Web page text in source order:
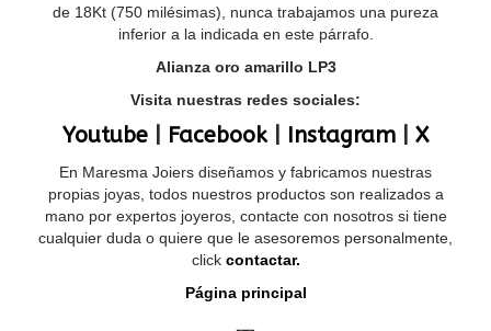
de 18Kt (750 milésimas), nunca trabajamos una pureza
inferior a la indicada en este párrafo.
Alianza oro amarillo LP3
Visita nuestras redes sociales:
Youtube Facebook| Instagram X
En Maresma Joiers diseñamos y fabricamos nuestras
propias joyas, todos nuestros productos son realizados a
mano por expertos joyeros, contacte con nosotros si tiene
cualquier duda o quiere que le asesoremos personalmente,
clickcontactar.
Página principal